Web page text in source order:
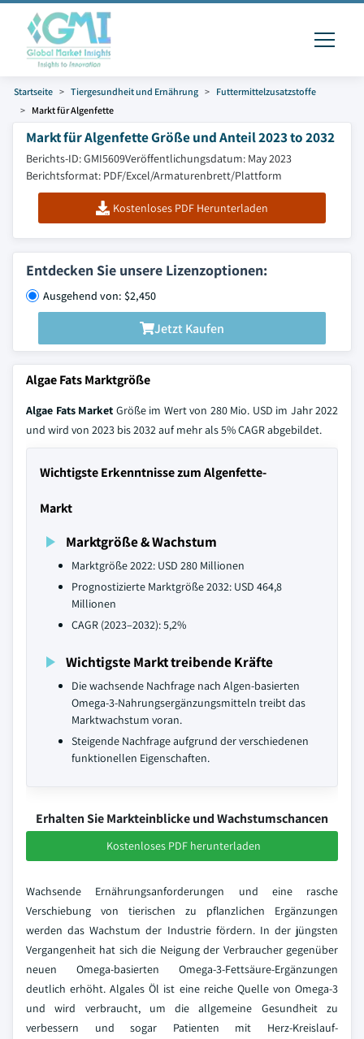
Startseite Tiergesundheit und Ernährung
Futtermittelzusatzstoffe
Markt für Algenfette
Markt für Algenfette Größe und Anteil 2023 to 2032
Berichts-ID: GMI5609Veröffentlichungsdatum: May 2023
Berichtsformat: PDF/Excel/Armaturenbrett/Plattform
Kostenloses PDF Herunterladen
Entdecken Sie unsere Lizenzoptionen:
Ausgehend von: $2,450
Jetzt Kaufen
Algae Fats Marktgröße
Algae Fats Market Größe im Wert von 280 Mio. USD im Jahr 2022
und wird von 2023 bis 2032 auf mehr als 5% CAGR abgebildet.
Wichtigste Erkenntnisse zum Algenfette-
Markt
Marktgröße & Wachstum
Marktgröße 2022: USD 280 Millionen
Prognostizierte Marktgröße 2032: USD 464,8
Millionen
CAGR (2023–2032): 5,2%
Wichtigste Markt treibende Kräfte
Die wachsende Nachfrage nach Algen-basierten
Omega-3-Nahrungsergänzungsmitteln treibt das
Marktwachstum voran.
Steigende Nachfrage aufgrund der verschiedenen
funktionellen Eigenschaften.
Erhalten Sie Markteinblicke und Wachstumschancen
Kostenloses PDF herunterladen
Wachsende Ernährungsanforderungen und eine rasche
Verschiebung von tierischen zu pflanzlichen Ergänzungen
werden das Wachstum der Industrie fördern. In der jüngsten
Vergangenheit hat sich die Neigung der Verbraucher gegenüber
neuen Omega-basierten Omega-3-Fettsäure-Ergänzungen
deutlich erhöht. Algales Öl ist eine reiche Quelle von Omega-3
und wird verbraucht, um die allgemeine Gesundheit zu
verbessern und sogar Patienten mit Herz-Kreislauf-